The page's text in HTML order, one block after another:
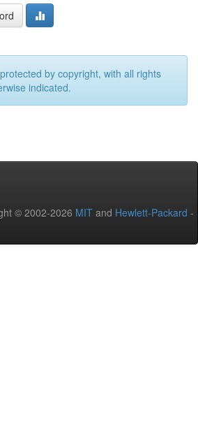
by copyright, with all rights
indicated.
© 2002-2026 MIT and Hewlett-Packard -